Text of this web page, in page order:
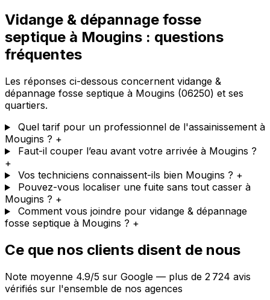
Vidange & dépannage fosse
septique à Mougins : questions
fréquentes
Les réponses ci-dessous concernent vidange &
dépannage fosse septique à Mougins (06250) et ses
quartiers.
Quel tarif pour un professionnel de l'assainissement à
Mougins ? +
Faut-il couper l’eau avant votre arrivée à Mougins ?
+
Vos techniciens connaissent-ils bien Mougins ? +
Pouvez-vous localiser une fuite sans tout casser à
Mougins ? +
Comment vous joindre pour vidange & dépannage
fosse septique à Mougins ? +
Ce que nos clients disent de nous
Note moyenne 4.9/5 sur Google — plus de 2 724 avis
vérifiés sur l'ensemble de nos agences